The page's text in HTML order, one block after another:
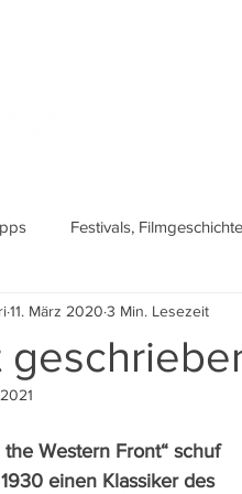
Festivals,
11. März 2020 3 Min. Lesezeit
Western Front“ schuf
einen Klassiker des